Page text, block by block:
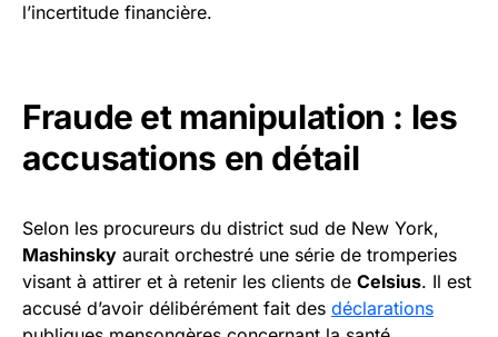
l’incertitude financière.
Fraude et manipulation : les
accusations en détail
Selon les procureurs du district sud de New York,
Mashinsky aurait orchestré une série de tromperies
visant à attirer et à retenir les clients de Celsius. Il est
accusé d’avoir délibérément fait des déclarations